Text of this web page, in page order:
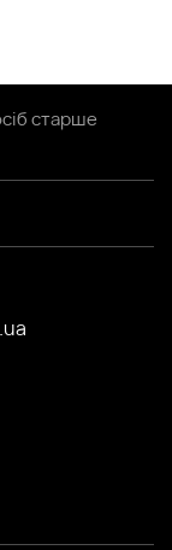
старше